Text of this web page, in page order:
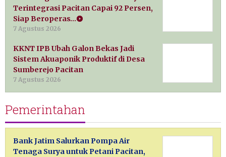
Terintegrasi Pacitan Capai 92 Persen,
Siap Beroperas…
7 Agustus 2026
KKNT IPB Ubah Galon Bekas Jadi
Sistem Akuaponik Produktif di Desa
Sumberejo Pacitan
7 Agustus 2026
Pemerintahan
Bank Jatim Salurkan Pompa Air
Tenaga Surya untuk Petani Pacitan,